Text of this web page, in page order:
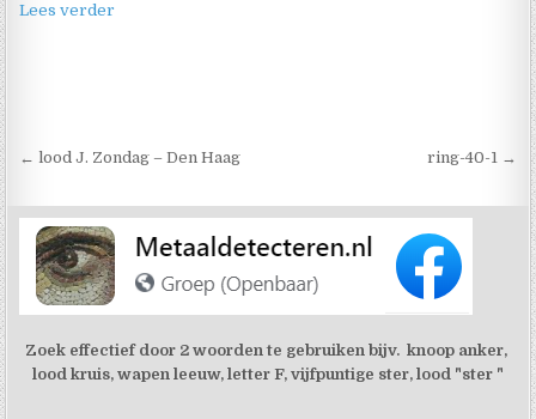
Lees verder
Berichtnavigatie
← lood J. Zondag – Den Haag ring-40-1 →
Zoek effectief door 2 woorden te gebruiken bijv. knoop anker,
lood kruis, wapen leeuw, letter F, vijfpuntige ster, lood "ster "